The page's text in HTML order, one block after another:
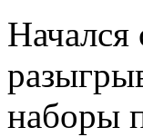
наборы